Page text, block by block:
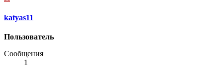
katyas11
Пользователь
Сообщения
1